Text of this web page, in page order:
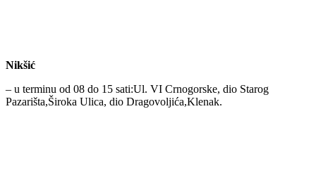
Nikšić
– u terminu od 08 do 15 sati:Ul. VI Crnogorske, dio Starog
Pazarišta,Široka Ulica, dio Dragovoljića,Klenak.